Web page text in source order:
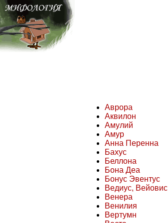
Аврора
Аквилон
Амулий
Амур
Анна Перенна
Бахус
Беллона
Бона Деа
Бонус Эвентус
Ведиус, Вейовис
Венера
Венилия
Вертумн